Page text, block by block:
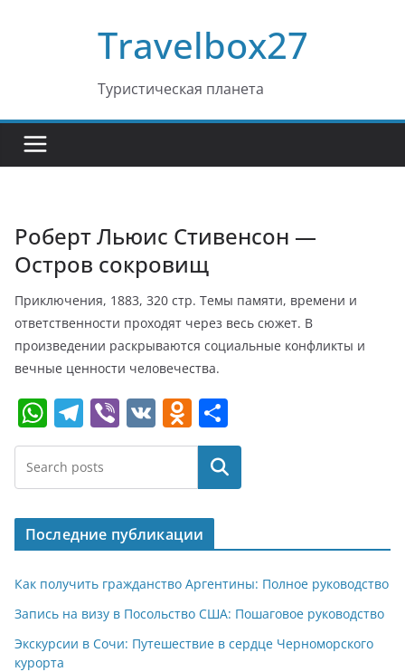
Travelbox27
Туристическая планета
Роберт Льюис Стивенсон —
Остров сокровищ
Приключения, 1883, 320 стр. Темы памяти, времени и
ответственности проходят через весь сюжет. В
произведении раскрываются социальные конфликты и
вечные ценности человечества.
W
h
at
s
A
p
p
T
el
e
gr
a
m
Vi
b
V
K
O
d
o
kl
a
ss
ni
ki
т
п
р
в
и
т
ь
Поиск
Последние публикации
Как получить гражданство Аргентины: Полное руководство
Запись на визу в Посольство США: Пошаговое руководство
Экскурсии в Сочи: Путешествие в сердце Черноморского
курорта